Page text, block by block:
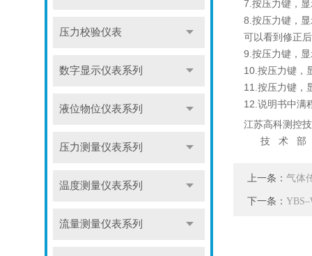
压力校验仪表
数字显示仪表系列
液位物位仪表系列
压力测量仪表系列
温度测量仪表系列
流量测量仪表系列
7.按压力键，
8.按压力键，
可以看到修正
9.按压力键，
10.按压力键，
11.按压力键，
12.说明书中满
江苏高科测控
技 术 部
上一条： 气体
下一条：